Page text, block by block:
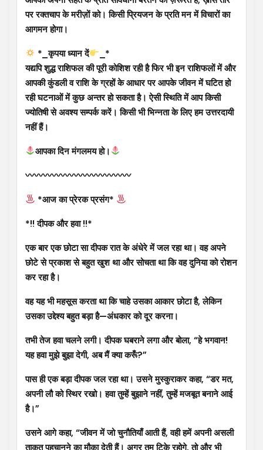
पर रक्तचाप के मरीज़ों को। किसी प्रियजन के प्रति मन में विचारों का
आगमन होगा।
*_कृपया ध्यान दें
_*
यद्यपि शुद्ध राशिफल की पूरी कोशिश रही है फिर भी इन राशिफलों में और
आपकी कुंडली व राशि के ग्रहों के आधार पर आपके जीवन में घटित हो
रही घटनाओं में कुछ अन्तर हो सकता है। ऐसी स्थिति में आप किसी
ज्योतिषी से अवश्य सम्पर्क करें। किसी भी भिन्नता के लिए हम उत्तरदायी
नहीं हैं।
आपका दिन मंगलमय हो।
〰〰〰〰〰〰〰〰〰〰〰〰
*आज का प्रेरक प्रसंग*
*!! दीपक और हवा !!*
एक बार एक छोटा सा दीपक रात के अंधेरे में जल रहा था। वह अपने
छोटे से प्रकाश से बहुत खुश था और सोचता था कि वह दुनिया को रोशन
कर रहा है।
वह यह भी महसूस करता था कि चाहे उसका आकार छोटा है, लेकिन
उसका उद्देश्य बहुत बड़ा है—अंधकार को दूर करना।
तभी तेज हवा चलने लगी। दीपक घबराने लगा और बोला, “हे भगवान!
यह हवा मुझे बुझा देगी, अब मैं क्या करूँ?”
पास ही एक बड़ा दीपक जल रहा था। उसने मुस्कुराकर कहा, “डर मत,
अपनी लौ को स्थिर रखो। हवा तुम्हें बुझाने नहीं, तुम्हें मजबूत बनाने आई
है।”
उसने आगे कहा, “जीवन में जो चुनौतियाँ आती हैं, वही हमें अपनी असली
ताकत पहचानने का मौका देती हैं। अगर तुम टिके रहोगे, तो और भी